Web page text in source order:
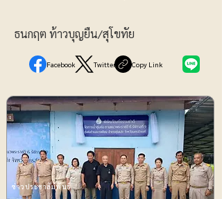
ธนกฤต ท้าวบุญยืน/สุโขทัย
Facebook Twitter Copy Link
ข่าวประชาสัมพันธ์